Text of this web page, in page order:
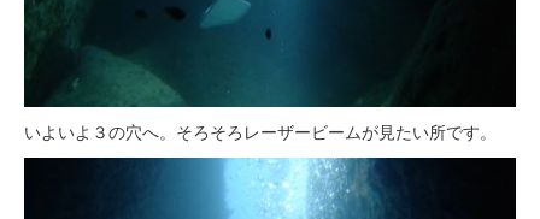
いよいよ３の穴へ。そろそろレーザービームが見たい所です。